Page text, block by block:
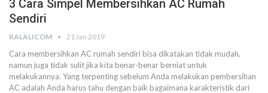
3 Cara Simpel Membersihkan AC Rumah
Sendiri
RALALICOM 21 Jan 2019
Cara membersihkan AC rumah sendiri bisa dikatakan tidak mudah,
namun juga tidak sulit jika kita benar-benar berniat untuk
melakukannya. Yang terpenting sebelum Anda melakukan pembersihan
AC adalah Anda harus tahu dengan baik bagaimana karakteristik dari